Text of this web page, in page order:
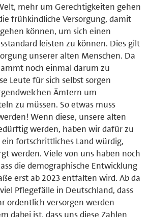
mehr um Gerechtigkeiten gehen
frühkindliche Versorgung, damit
können, um sich einen
leisten zu können. Dies gilt
unserer alten Menschen. Da
noch einmal darum zu
Leute für sich selbst sorgen
Ämtern um
zu müssen. So etwas muss
Wenn diese, unsere alten
werden, haben wir dafür zu
ein fortschrittliches Land würdig,
werden. Viele von uns haben noch
die demographische Entwicklung
erst ab 2023 entfalten wird. Ab da
Pflegefälle in Deutschland, dass
ordentlich versorgen werden
dabei ist, dass uns diese Zahlen